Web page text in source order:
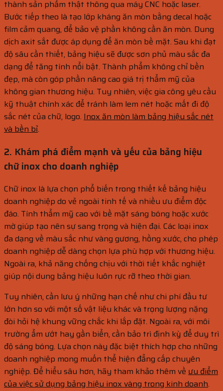
thành sản phẩm thật thông qua máy CNC hoặc laser.
Bước tiếp theo là tạo lớp kháng ăn mòn bằng decal hoặc
film cảm quang, để bảo vệ phần không cần ăn mòn. Dung
dịch axit sắt được áp dụng để ăn mòn bề mặt. Sau khi đạt
độ sâu cần thiết, bảng hiệu sẽ được sơn phủ màu sắc đa
dạng để tăng tính nổi bật. Thành phẩm không chỉ bền
đẹp, mà còn góp phần nâng cao giá trị thẩm mỹ của
không gian thương hiệu. Tuy nhiên, việc gia công yêu cầu
kỹ thuật chính xác để tránh làm lem nét hoặc mất đi độ
sắc nét của chữ, logo. Inox ăn mòn làm bảng hiệu sắc nét
và bền bỉ.
2. Khám phá điểm mạnh và yếu của bảng hiệu
chữ inox cho doanh nghiệp
Chữ inox là lựa chọn phổ biến trong thiết kế bảng hiệu
doanh nghiệp do vẻ ngoài tinh tế và nhiều ưu điểm độc
đáo. Tính thẩm mỹ cao với bề mặt sáng bóng hoặc xước
mờ giúp tạo nên sự sang trọng và hiện đại. Các loại inox
đa dạng về màu sắc như vàng gương, hồng xước, cho phép
doanh nghiệp dễ dàng chọn lựa phù hợp với thương hiệu.
Ngoài ra, khả năng chống chịu với thời tiết khắc nghiệt
giúp nội dung bảng hiệu luôn rực rỡ theo thời gian.
Tuy nhiên, cần lưu ý những hạn chế như chi phí đầu tư
lớn hơn so với một số vật liệu khác và trọng lượng nặng
đòi hỏi hệ khung vững chắc khi lắp đặt. Ngoài ra, với môi
trường ẩm ướt hay gần biển, cần bảo trì định kỳ để duy trì
độ sáng bóng. Lựa chọn này đặc biệt thích hợp cho những
doanh nghiệp mong muốn thể hiện đẳng cấp chuyên
nghiệp. Để hiểu sâu hơn, hãy tham khảo thêm về ưu điểm
của việc sử dụng bảng hiệu inox vàng trong kinh doanh.